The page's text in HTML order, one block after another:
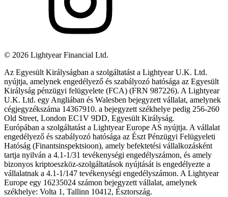
© 2026 Lightyear Financial Ltd.
Az Egyesült Királyságban a szolgáltatást a Lightyear U.K. Ltd.
nyújtja, amelynek engedélyező és szabályozó hatósága az Egyesült
Királyság pénzügyi felügyelete (FCA) (FRN 987226). A Lightyear
U.K. Ltd. egy Angliában és Walesben bejegyzett vállalat, amelynek
cégjegyzékszáma 14367910. a bejegyzett székhelye pedig 256-260
Old Street, London EC1V 9DD, Egyesült Királyság.
Európában a szolgáltatást a Lightyear Europe AS nyújtja. A vállalat
engedélyező és szabályozó hatósága az Észt Pénzügyi Felügyeleti
Hatóság (Finantsinspektsioon), amely befektetési vállalkozásként
tartja nyilván a 4.1-1/31 tevékenységi engedélyszámon, és amely
bizonyos kriptoeszköz-szolgáltatások nyújtását is engedélyezte a
vállalatnak a 4.1-1/147 tevékenységi engedélyszámon. A Lightyear
Europe egy 16235024 számon bejegyzett vállalat, amelynek
székhelye: Volta 1, Tallinn 10412, Észtország.